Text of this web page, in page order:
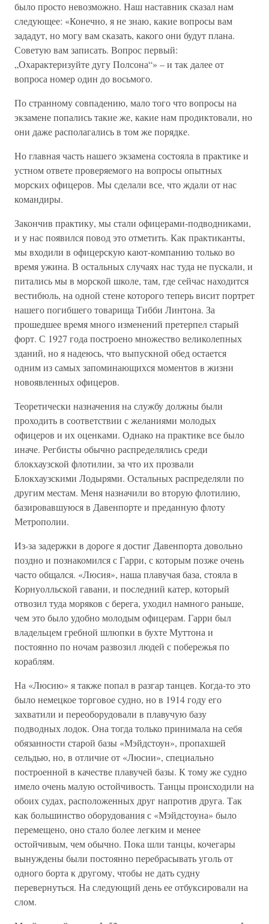
было просто невозможно. Наш наставник сказал нам
следующее: «Конечно, я не знаю, какие вопросы вам
зададут, но могу вам сказать, какого они будут плана.
Советую вам записать. Вопрос первый:
„Охарактеризуйте дугу Полсона“» – и так далее от
вопроса номер один до восьмого.
По странному совпадению, мало того что вопросы на
экзамене попались такие же, какие нам продиктовали, но
они даже располагались в том же порядке.
Но главная часть нашего экзамена состояла в практике и
устном ответе проверяемого на вопросы опытных
морских офицеров. Мы сделали все, что ждали от нас
командиры.
Закончив практику, мы стали офицерами-подводниками,
и у нас появился повод это отметить. Как практиканты,
мы входили в офицерскую кают-компанию только во
время ужина. В остальных случаях нас туда не пускали, и
питались мы в морской школе, там, где сейчас находится
вестибюль, на одной стене которого теперь висит портрет
нашего погибшего товарища Тибби Линтона. За
прошедшее время много изменений претерпел старый
форт. С 1927 года построено множество великолепных
зданий, но я надеюсь, что выпускной обед остается
одним из самых запоминающихся моментов в жизни
новоявленных офицеров.
Теоретически назначения на службу должны были
проходить в соответствии с желаниями молодых
офицеров и их оценками. Однако на практике все было
иначе. Регбисты обычно распределялись среди
блокхаузской флотилии, за что их прозвали
Блокхаузскими Лодырями. Остальных распределяли по
другим местам. Меня назначили во вторую флотилию,
базировавшуюся в Давенпорте и преданную флоту
Метрополии.
Из-за задержки в дороге я достиг Давенпорта довольно
поздно и познакомился с Гарри, с которым позже очень
часто общался. «Люсия», наша плавучая база, стояла в
Корнуолльской гавани, и последний катер, который
отвозил туда моряков с берега, уходил намного раньше,
чем это было удобно молодым офицерам. Гарри был
владельцем гребной шлюпки в бухте Муттона и
постоянно по ночам развозил людей с побережья по
кораблям.
На «Люсию» я также попал в разгар танцев. Когда-то это
было немецкое торговое судно, но в 1914 году его
захватили и переоборудовали в плавучую базу
подводных лодок. Она тогда только принимала на себя
обязанности старой базы «Мэйдстоун», пропахшей
сельдью, но, в отличие от «Люсии», специально
построенной в качестве плавучей базы. К тому же судно
имело очень малую остойчивость. Танцы происходили на
обоих судах, расположенных друг напротив друга. Так
как большинство оборудования с «Мэйдстоуна» было
перемещено, оно стало более легким и менее
остойчивым, чем обычно. Пока шли танцы, кочегары
вынуждены были постоянно перебрасывать уголь от
одного борта к другому, чтобы не дать судну
перевернуться. На следующий день ее отбуксировали на
слом.